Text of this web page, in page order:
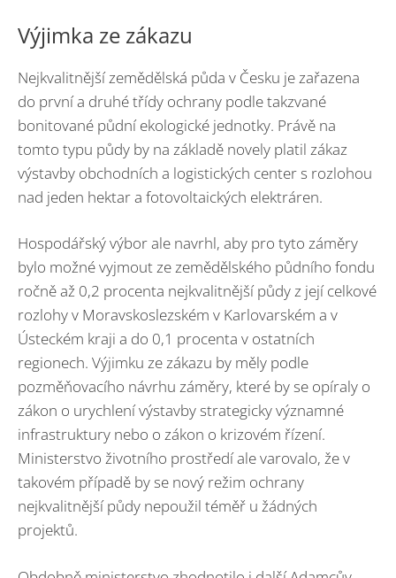
Výjimka ze zákazu
Nejkvalitnější zemědělská půda v Česku je zařazena
do první a druhé třídy ochrany podle takzvané
bonitované půdní ekologické jednotky. Právě na
tomto typu půdy by na základě novely platil zákaz
výstavby obchodních a logistických center s rozlohou
nad jeden hektar a fotovoltaických elektráren.
Hospodářský výbor ale navrhl, aby pro tyto záměry
bylo možné vyjmout ze zemědělského půdního fondu
ročně až 0,2 procenta nejkvalitnější půdy z její celkové
rozlohy v Moravskoslezském v Karlovarském a v
Ústeckém kraji a do 0,1 procenta v ostatních
regionech. Výjimku ze zákazu by měly podle
pozměňovacího návrhu záměry, které by se opíraly o
zákon o urychlení výstavby strategicky významné
infrastruktury nebo o zákon o krizovém řízení.
Ministerstvo životního prostředí ale varovalo, že v
takovém případě by se nový režim ochrany
nejkvalitnější půdy nepoužil téměř u žádných
projektů.